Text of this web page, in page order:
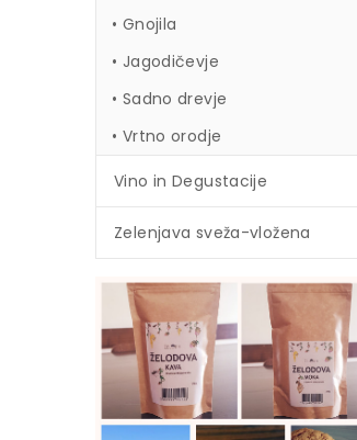
Gnojila
Jagodičevje
Sadno drevje
Vrtno orodje
Vino in Degustacije
Zelenjava sveža-vložena